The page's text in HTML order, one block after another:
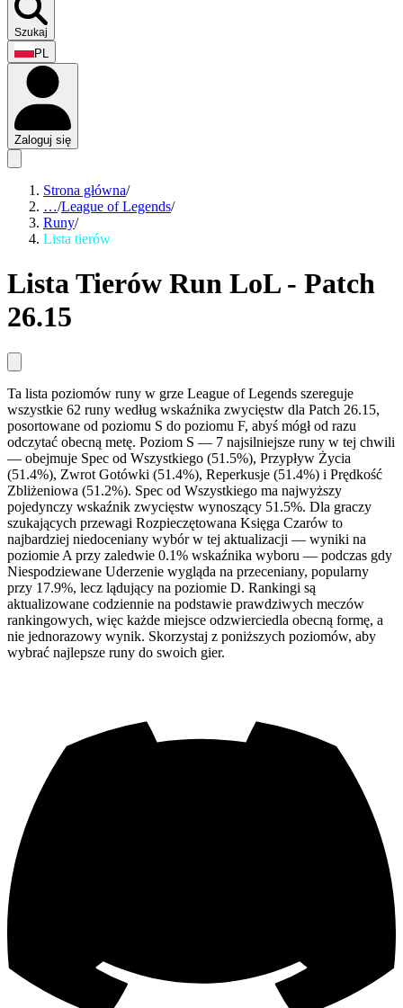
Szukaj
PL
Zaloguj się
Strona główna/
…/League of Legends/
Runy/
Lista tierów
Lista Tierów Run LoL - Patch
26.15
Ta lista poziomów runy w grze League of Legends szereguje
wszystkie 62 runy według wskaźnika zwycięstw dla Patch 26.15,
posortowane od poziomu S do poziomu F, abyś mógł od razu
odczytać obecną metę. Poziom S — 7 najsilniejsze runy w tej chwili
— obejmuje Spec od Wszystkiego (51.5%), Przypływ Życia
(51.4%), Zwrot Gotówki (51.4%), Reperkusje (51.4%) i Prędkość
Zbliżeniowa (51.2%). Spec od Wszystkiego ma najwyższy
pojedynczy wskaźnik zwycięstw wynoszący 51.5%. Dla graczy
szukających przewagi Rozpieczętowana Księga Czarów to
najbardziej niedoceniany wybór w tej aktualizacji — wyniki na
poziomie A przy zaledwie 0.1% wskaźnika wyboru — podczas gdy
Niespodziewane Uderzenie wygląda na przeceniany, popularny
przy 17.9%, lecz lądujący na poziomie D. Rankingi są
aktualizowane codziennie na podstawie prawdziwych meczów
rankingowych, więc każde miejsce odzwierciedla obecną formę, a
nie jednorazowy wynik. Skorzystaj z poniższych poziomów, aby
wybrać najlepsze runy do swoich gier.